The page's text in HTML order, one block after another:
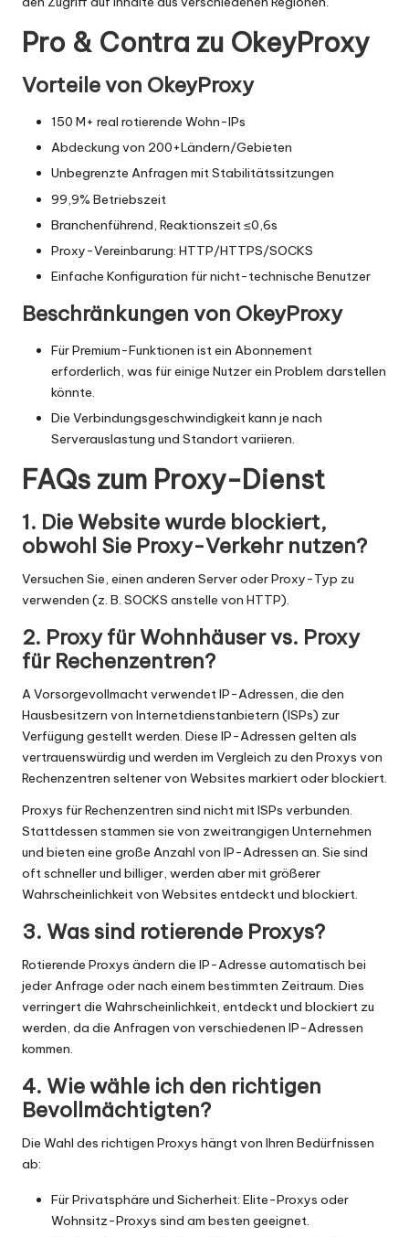
Pro & Contra zu OkeyProxy
Vorteile von OkeyProxy
150 M+ real rotierende Wohn-IPs
Abdeckung von 200+Ländern/Gebieten
Unbegrenzte Anfragen mit Stabilitätssitzungen
99,9% Betriebszeit
Branchenführend, Reaktionszeit ≤0,6s
Proxy-Vereinbarung: HTTP/HTTPS/SOCKS
Einfache Konfiguration für nicht-technische Benutzer
Beschränkungen von OkeyProxy
Für Premium-Funktionen ist ein Abonnement
erforderlich, was für einige Nutzer ein Problem darstellen
könnte.
Die Verbindungsgeschwindigkeit kann je nach
Serverauslastung und Standort variieren.
FAQs zum Proxy-Dienst
1. Die Website wurde blockiert,
obwohl Sie Proxy-Verkehr nutzen?
Versuchen Sie, einen anderen Server oder Proxy-Typ zu
verwenden (z. B. SOCKS anstelle von HTTP).
2. Proxy für Wohnhäuser vs. Proxy
für Rechenzentren?
AVorsorgevollmachtverwendet IP-Adressen, die den
Hausbesitzern von Internetdienstanbietern (ISPs) zur
Verfügung gestellt werden. Diese IP-Adressen gelten als
vertrauenswürdig und werden im Vergleich zu den Proxys von
Rechenzentren seltener von Websites markiert oder blockiert.
Proxys für Rechenzentren sind nicht mit ISPs verbunden.
Stattdessen stammen sie von zweitrangigen Unternehmen
und bieten eine große Anzahl von IP-Adressen an. Sie sind
oft schneller und billiger, werden aber mit größerer
Wahrscheinlichkeit von Websites entdeckt und blockiert.
3. Was sind rotierende Proxys?
Rotierende Proxys ändern die IP-Adresse automatisch bei
jeder Anfrage oder nach einem bestimmten Zeitraum. Dies
verringert die Wahrscheinlichkeit, entdeckt und blockiert zu
werden, da die Anfragen von verschiedenen IP-Adressen
kommen.
4. Wie wähle ich den richtigen
Bevollmächtigten?
Die Wahl des richtigen Proxys hängt von Ihren Bedürfnissen
ab:
Für Privatsphäre und Sicherheit: Elite-Proxys oder
Wohnsitz-Proxys sind am besten geeignet.